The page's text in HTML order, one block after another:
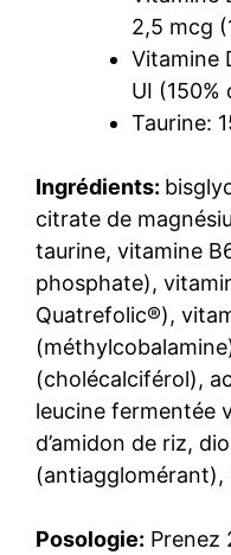
2,5 mcg
Vitamine
UI (150%
Taurine:
Ingrédients:
citrate de
taurine, vitamine
phosphate),
Quatrefolic®),
(cholécalciférol),
leucine fermentée
d’amidon de riz,
(antiagglomérant),
Posologie: Prenez